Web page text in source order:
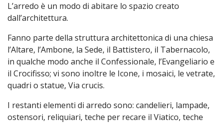
L’arredo è un modo di abitare lo spazio creato
dall’architettura.
Fanno parte della struttura architettonica di una chiesa
l’Altare, l’Ambone, la Sede, il Battistero, il Tabernacolo,
in qualche modo anche il Confessionale, l’Evangeliario e
il Crocifisso; vi sono inoltre le Icone, i mosaici, le vetrate,
quadri o statue, Via crucis.
I restanti elementi di arredo sono: candelieri, lampade,
ostensori, reliquiari, teche per recare il Viatico, teche